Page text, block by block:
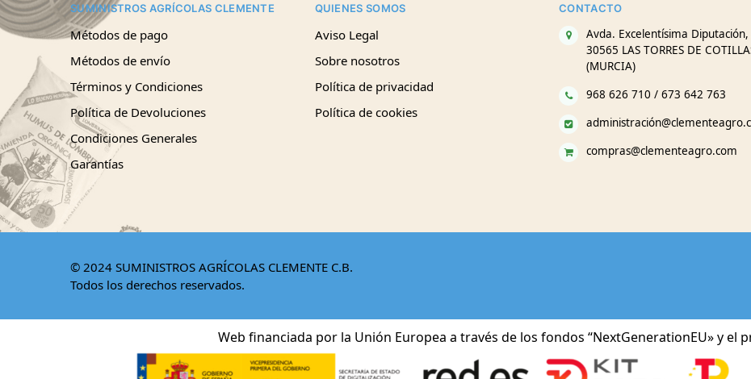
SUMINISTROS AGRÍCOLAS CLEMENTE
Métodos de pago
Métodos de envío
Términos y Condiciones
Política de Devoluciones
Condiciones Generales
Garantías
QUIENES SOMOS
Aviso Legal
Sobre nosotros
Política de privacidad
Política de cookies
CONTACTO
Avda. Excelentísima Diputación,
30565 LAS TORRES DE
(MURCIA)
968 626 710 / 673 642 763
compras@clementeagro.com
© 2024 SUMINISTROS AGRÍCOLAS CLEMENTE C.B.
Todos los derechos reservados.
Web financiada por la Unión Europea a través de los fondos “NextGenerationEU» y el